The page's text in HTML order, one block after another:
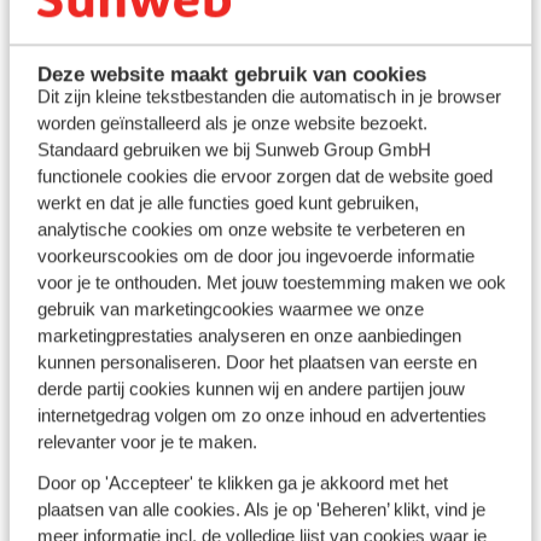
Deze website maakt gebruik van cookies
Dit zijn kleine tekstbestanden die automatisch in je browser
worden geïnstalleerd als je onze website bezoekt.
Standaard gebruiken we bij Sunweb Group GmbH
functionele cookies die ervoor zorgen dat de website goed
werkt en dat je alle functies goed kunt gebruiken,
analytische cookies om onze website te verbeteren en
voorkeurscookies om de door jou ingevoerde informatie
voor je te onthouden. Met jouw toestemming maken we ook
gebruik van marketingcookies waarmee we onze
marketingprestaties analyseren en onze aanbiedingen
kunnen personaliseren. Door het plaatsen van eerste en
derde partij cookies kunnen wij en andere partijen jouw
internetgedrag volgen om zo onze inhoud en advertenties
relevanter voor je te maken.
Door op 'Accepteer' te klikken ga je akkoord met het
plaatsen van alle cookies. Als je op 'Beheren’ klikt, vind je
meer informatie incl. de volledige lijst van cookies waar je
Eenvoorjaarsvakantienaar Marokko biedt milde
ochtenden, warme dagen en volop zon – perfect voor
wie alvast van de zomer wil genieten. Inmaart
dagtemperaturen meestal rond de 20-23°C, wat het
ideaal maakt voor zowel sightseeing in steden zoals
Marrakesh en Fès als voor uitstapjes in het
Atlasgebergte.In aprilstijgt de temperatuur naar
ongeveer 25°C en met langere zonuren is het een
uitstekende tijd voor all Inclusive-vakanties aan de kust
of een verblijf in een exotische riad in het binnenland.
Meimarkeert de overgang naar de zomer, met
temperaturen van 27-30°C – ideaal voor wie warmte
zoekt, maar de extreme hitte van juli en augustus wil
vermijden.
Het weer in Marokko in september, oktober en
november